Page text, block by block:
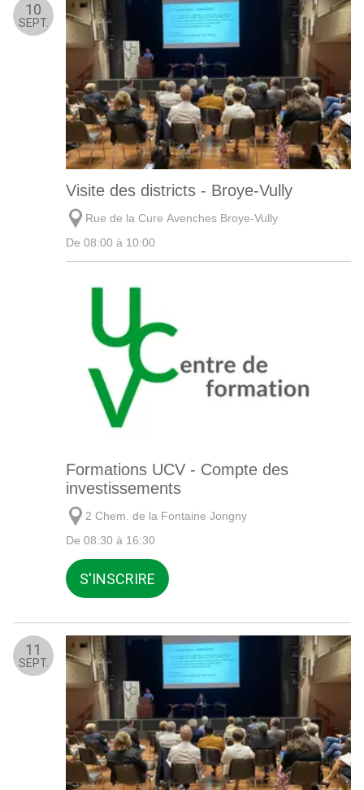
10
SEPT.
Visite des districts - Broye-Vully
Rue de la Cure Avenches Broye-Vully
De 08:00 à 10:00
Formations UCV - Compte des
investissements
2 Chem. de la Fontaine Jongny
De 08:30 à 16:30
S'INSCRIRE
11
SEPT.